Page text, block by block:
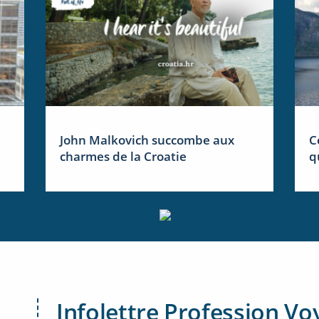
John Malkovich succombe aux
charmes de la Croatie
Infolettre Profession